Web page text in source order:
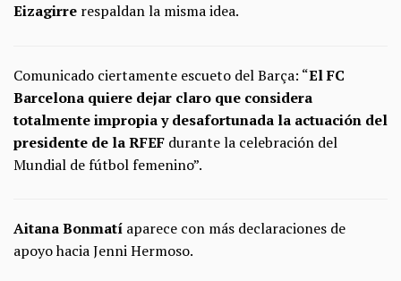
Eizagirre respaldan la misma idea.
Comunicado ciertamente escueto del Barça: “El FC
Barcelona quiere dejar claro que considera
totalmente impropia y desafortunada la actuación del
presidente de la RFEF durante la celebración del
Mundial de fútbol femenino”.
Aitana Bonmatí aparece con más declaraciones de
apoyo hacia Jenni Hermoso.